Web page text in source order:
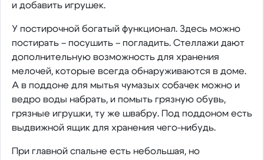
и добавить игрушек.
У постирочной богатый функционал. Здесь можно
постирать – посушить – погладить. Стеллажи дают
дополнительную возможность для хранения
мелочей, которые всегда обнаруживаются в доме.
А в поддоне для мытья чумазых собачек можно и
ведро воды набрать, и помыть грязную обувь,
грязные игрушки, ту же швабру. Под поддоном есть
выдвижной ящик для хранения чего-нибудь.
При главной спальне есть небольшая, но